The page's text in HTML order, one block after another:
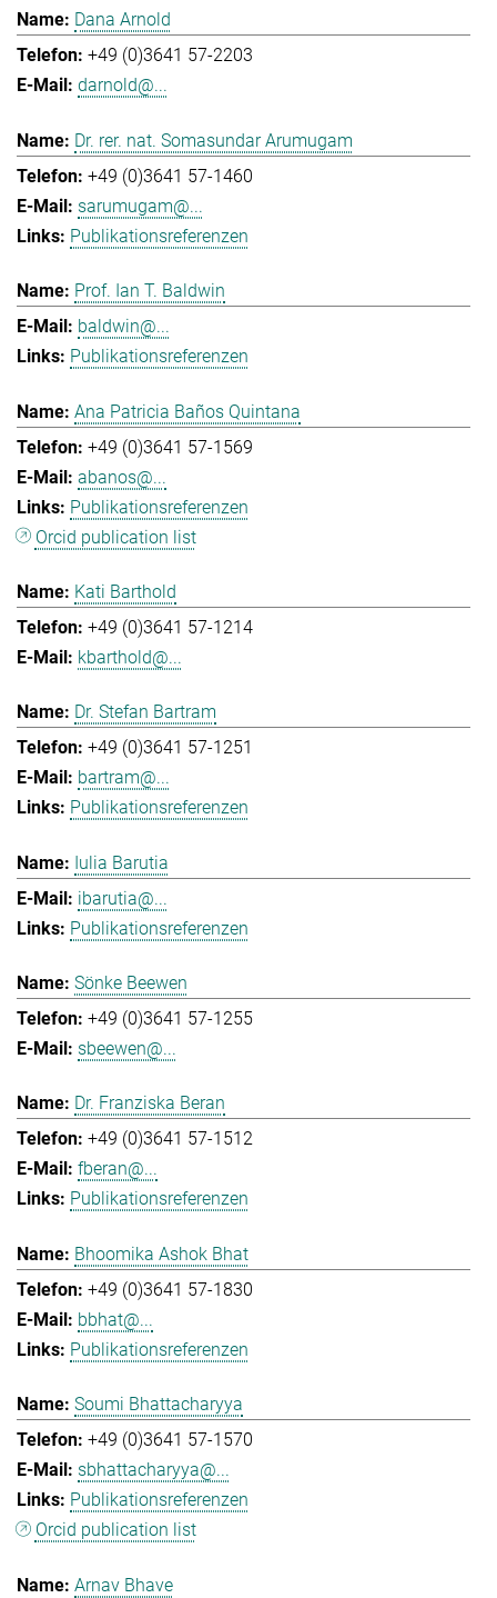
Dana Arnold
+49 (0)3641 57-2203
darnold@...
Dr. rer. nat. Somasundar Arumugam
+49 (0)3641 57-1460
sarumugam@...
Publikationsreferenzen
Prof. Ian T. Baldwin
baldwin@...
Publikationsreferenzen
Ana Patricia Baños Quintana
+49 (0)3641 57-1569
abanos@...
Publikationsreferenzen
Orcid publication list
Kati Barthold
+49 (0)3641 57-1214
kbarthold@...
Dr. Stefan Bartram
+49 (0)3641 57-1251
bartram@...
Publikationsreferenzen
Iulia Barutia
ibarutia@...
Publikationsreferenzen
Sönke Beewen
+49 (0)3641 57-1255
sbeewen@...
Dr. Franziska Beran
+49 (0)3641 57-1512
fberan@...
Publikationsreferenzen
Bhoomika Ashok Bhat
+49 (0)3641 57-1830
bbhat@...
Publikationsreferenzen
Soumi Bhattacharyya
+49 (0)3641 57-1570
sbhattacharyya@...
Publikationsreferenzen
Orcid publication list
Arnav Bhave